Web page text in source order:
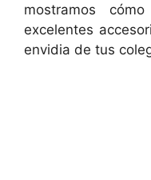
mostramos
excelentes
envidia de tus